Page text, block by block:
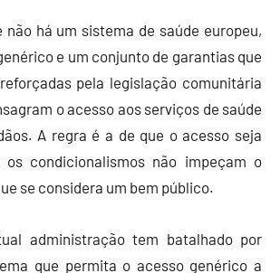
não há um sistema de saúde europeu,
e um conjunto de garantias que
pela legislação comunitária
o acesso aos serviços de saúde
A regra é a de que o acesso seja
os condicionalismos não impeçam o
se considera um bem público.
administração tem batalhado por
que permita o acesso genérico a